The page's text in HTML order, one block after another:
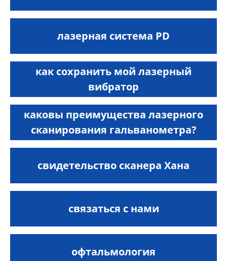
лазерная система PD
как сохранить мой лазерный
вибратор
каковы преимущества лазерного
сканирования гальванометра?
свидетельство сканера Хана
связаться с нами
офтальмология